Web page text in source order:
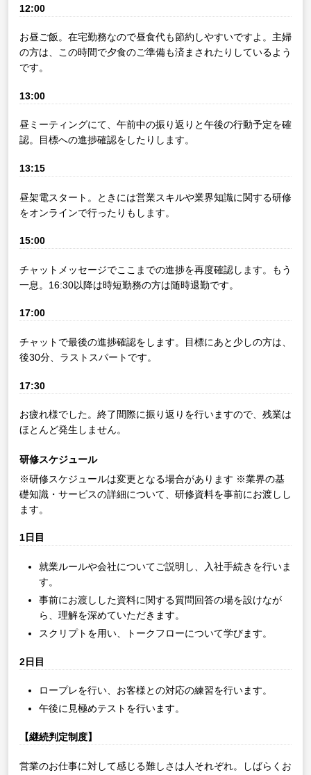
12:00
お昼ご飯。在宅勤務なので昼食代も節約しやすいですよ。主婦
の方は、この時間で夕食のご準備も済まされたりしているよう
です。
13:00
昼ミーティングにて、午前中の振り返りと午後の行動予定を確
認。目標への進捗確認をしたりします。
13:15
昼架電スタート。ときには営業スキルや業界知識に関する研修
をオンラインで行ったりもします。
15:00
チャットメッセージでここまでの進捗を再度確認します。もう
一息。16:30以降は時短勤務の方は随時退勤です。
17:00
チャットで最後の進捗確認をします。目標にあと少しの方は、
後30分、ラストスパートです。
17:30
お疲れ様でした。終了間際に振り返りを行いますので、残業は
ほとんど発生しません。
研修スケジュール
※研修スケジュールは変更となる場合があります ※業界の基
礎知識・サービスの詳細について、研修資料を事前にお渡しし
ます。
1日目
就業ルールや会社についてご説明し、入社手続きを行いま
す。
事前にお渡しした資料に関する質問回答の場を設けなが
ら、理解を深めていただきます。
スクリプトを用い、トークフローについて学びます。
2日目
ロープレを行い、お客様との対応の練習を行います。
午後に見極めテストを行います。
【継続判定制度】
営業のお仕事に対して感じる難しさは人それぞれ。しばらくお